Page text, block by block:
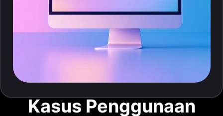
Kasus Penggunaan